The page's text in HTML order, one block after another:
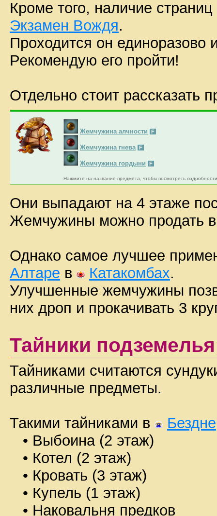
Кроме того, наличие
Экзамен Вождя.
Проходится он единоразово
Рекомендую его пройти!
Отдельно стоит рассказать
Жемчужина алчности F
Жемчужина гнева F
Жемчужина гордыни F
Нажмите на название предмета, чтобы посмотреть
Они выпадают на 4 этаже
Жемчужины можно продать
Однако самое лучшее
Алтаре в Катакомбах.
Улучшенные жемчужины
них дроп и прокачивать 3
Тайники подземелья
Тайниками считаются
различные предметы.
Такими тайниками в Бездне
• Выбоина (2 этаж)
• Котел (2 этаж)
• Кровать (3 этаж)
• Купель (1 этаж)
• Наковальня предков